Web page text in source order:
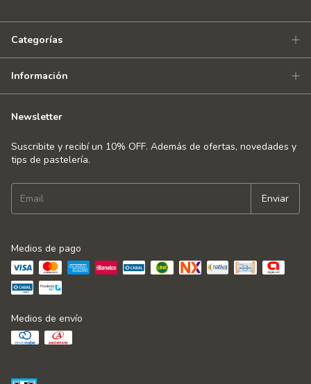
Categorías
Información
Newsletter
Suscribite y recibí un 10% OFF. Además de ofertas, novedades y
tips de pastelería.
Medios de pago
Medios de envío